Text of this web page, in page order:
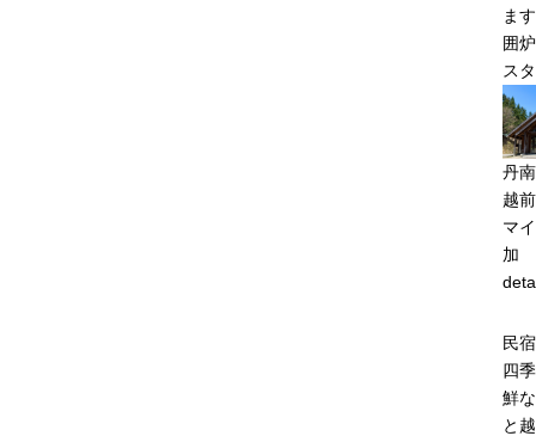
ま
囲
ス
丹南
越
マ
加
民
四
鮮
と